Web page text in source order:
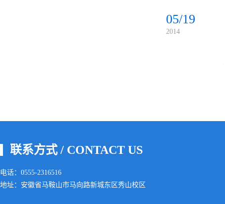
05/19
2014
联系方式 / CONTACT US
电话：0555-2316516
地址：安徽省马鞍山市马向路新城东区秀山校区